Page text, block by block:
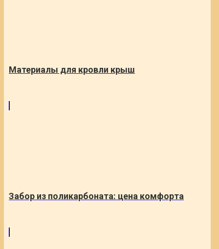
Материалы для кровли крыш
Забор из поликарбоната: цена комфорта